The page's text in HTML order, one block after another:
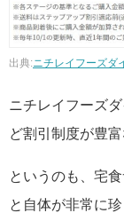
出典:ニチレイフーズダ
ニチレイフーズ
ど割引制度が豊
というのも、宅
と自体が非常に